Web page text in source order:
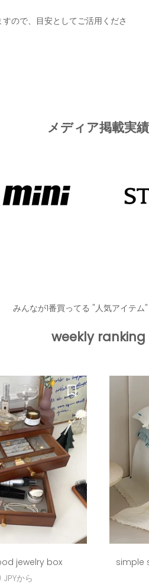
ので、目安としてご活用くださ
メディア掲載実績
みんなが1番買ってる "人気アイテム"
weekly ranking
jewelry box
格から
simple